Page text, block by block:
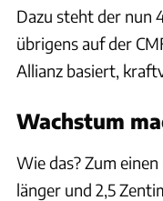
Dazu steht der nun
übrigens auf der
Allianz basiert,
Wachstum
Wie das? Zum
länger und 2,5